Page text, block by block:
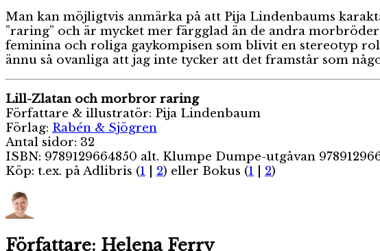
Man kan möjligtvis anmärka på att Pija Lindenbaums
”raring” och är mycket mer färgglad än de andra
feminina och roliga gaykompisen som blivit en stereotyp
ännu så ovanliga att jag inte tycker att det framstår som
Lill-Zlatan och morbror raring
Författare & illustratör: Pija Lindenbaum
Förlag: Rabén & Sjögren
Antal sidor: 32
ISBN: 9789129664850 alt. Klumpe Dumpe-utgåvan
Köp: t.ex. på Adlibris (1 2) eller Bokus (1 2)
Författare: Helena Ferry